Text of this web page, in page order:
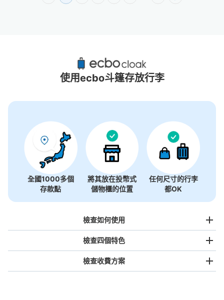
表參道站附近推薦的寄物櫃
3個投幣式置物櫃
使用ecbo斗篷存放行李
全國1000多個
存款點
將其放在投幣式
儲物櫃的位置
任何尺寸的行李
都OK
檢查如何使用
檢查四個特色
檢查收費方案